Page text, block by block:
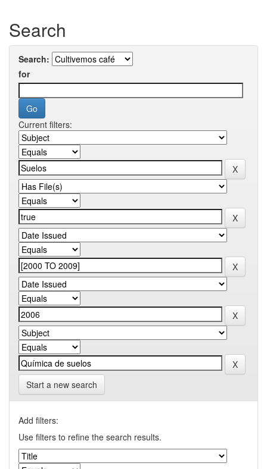
Search
Search:
for
Current filters:
Start a new search
Add filters:
Use filters to refine the search results.